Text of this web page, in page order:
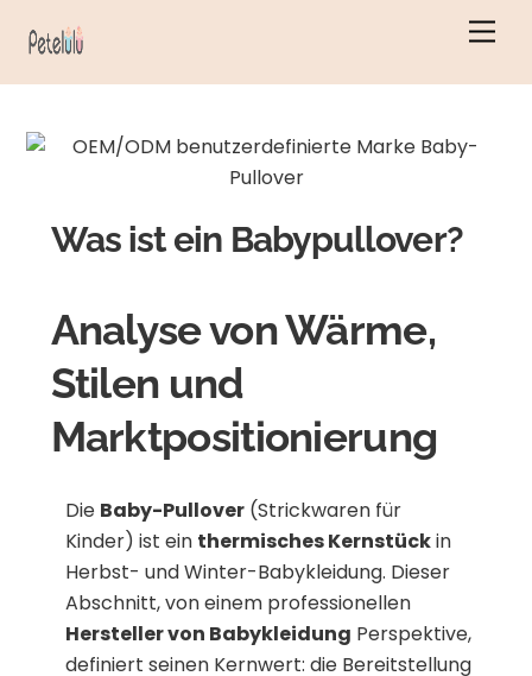
Inhalt
Was ist ein Babypullover?
Analyse von Wärme,
Stilen und
Marktpositionierung
Die Baby-Pullover (Strickwaren für
Kinder) ist ein thermisches Kernstückin
Herbst- und Winter-Babykleidung. Dieser
Abschnitt, von einem professionellen
Hersteller von Babykleidung Perspektive,
definiert seinen Kernwert: die Bereitstellung